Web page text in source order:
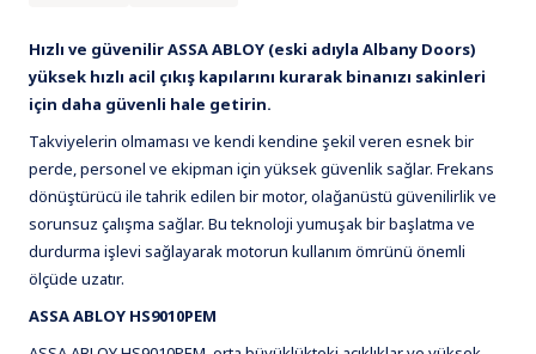
Hızlı ve güvenilir ASSA ABLOY (eski adıyla Albany Doors)
yüksek hızlı acil çıkış kapılarını kurarak binanızı sakinleri
için daha güvenli hale getirin.
Takviyelerin olmaması ve kendi kendine şekil veren esnek bir
perde, personel ve ekipman için yüksek güvenlik sağlar. Frekans
dönüştürücü ile tahrik edilen bir motor, olağanüstü güvenilirlik ve
sorunsuz çalışma sağlar. Bu teknoloji yumuşak bir başlatma ve
durdurma işlevi sağlayarak motorun kullanım ömrünü önemli
ölçüde uzatır.
ASSA ABLOY HS9010PEM